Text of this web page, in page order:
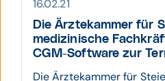
16.02.21
Die Ärztekammer für
medizi­nische
CGM-Software zur
Die Ärztekammer für